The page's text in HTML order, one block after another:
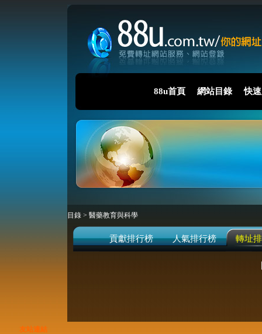
88u首頁 網站目錄 快
目錄 > 醫藥教育與科學
貢獻排行榜 人氣排行榜 轉址
友站連結